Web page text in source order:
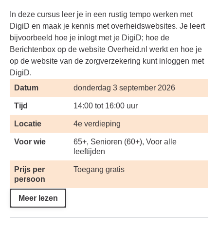
In deze cursus leer je in een rustig tempo werken met
DigiD en maak je kennis met overheidswebsites. Je leert
bijvoorbeeld hoe je inlogt met je DigiD; hoe de
Berichtenbox op de website Overheid.nl werkt en hoe je
op de website van de zorgverzekering kunt inloggen met
DigiD.
Datum
donderdag 3 september 2026
Tijd 14:00 tot 16:00 uur
Locatie 4e verdieping
Voor wie
65+, Senioren (60+), Voor alle
leeftijden
Prijs per
persoon
Toegang gratis
Meer lezen